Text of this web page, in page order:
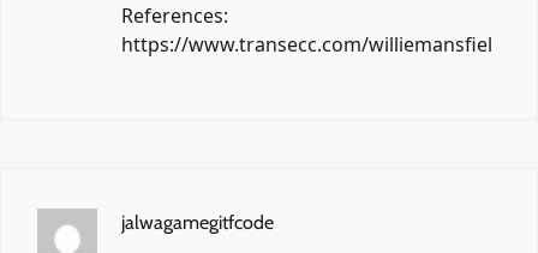
References:
https://www.transecc.com/williemansfiel
jalwagamegitfcode